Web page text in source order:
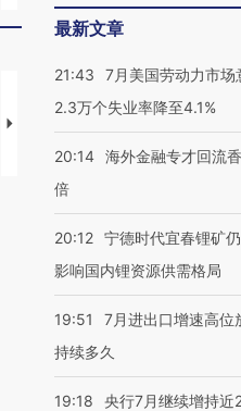
【推广】走进第四届链博
有意思的
最新文章
21:43
7月美国劳动力市
2.3万个失业率降至4.1%
20:14 海外金融专才回流
倍
20:12 宁德时代宜春锂矿
影响国内锂资源供需格局
19:51
7月进出口增速高位
持续多久
19:18
央行7月继续增持近